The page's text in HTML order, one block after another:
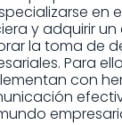
en
y adquirir
la toma de
Para
con